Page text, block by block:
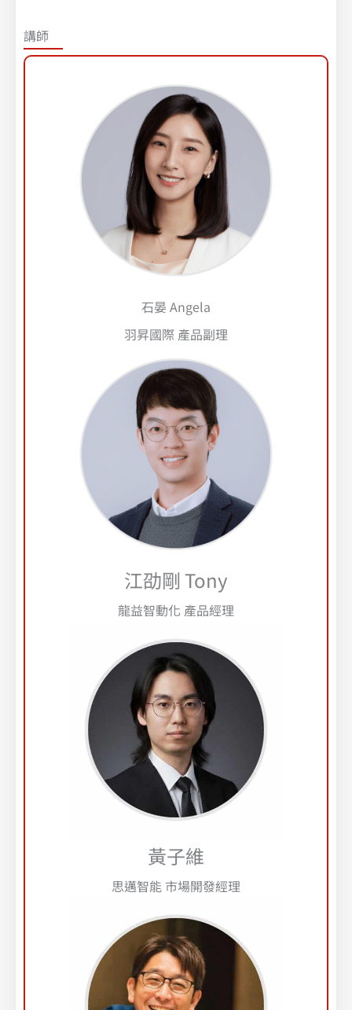
講師
石晏 Angela
羽昇國際 產品副理
江劭剛 Tony
龍益智動化 產品經理
黃子維
思邁智能 市場開發經理